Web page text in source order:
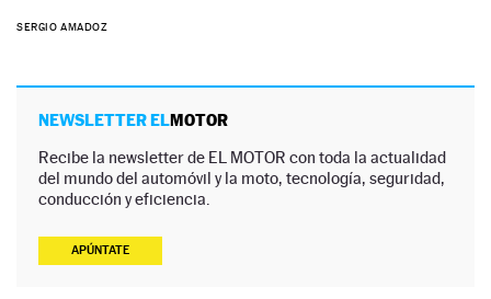
SERGIO AMADOZ
NEWSLETTER ELMOTOR
Recibe la newsletter de EL MOTOR con toda la actualidad
del mundo del automóvil y la moto, tecnología, seguridad,
conducción y eficiencia.
APÚNTATE